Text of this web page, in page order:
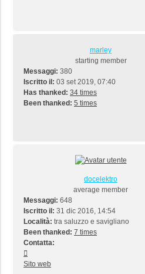
marley
starting member
Messaggi: 380
Iscritto il: 03 set 2019, 07:40
Has thanked: 34 times
Been thanked: 5 times
docelektro
average member
Messaggi: 648
Iscritto il: 31 dic 2016, 14:54
Località: tra saluzzo e savigliano
Been thanked: 7 times
Contatta:
docelektro
Sito web